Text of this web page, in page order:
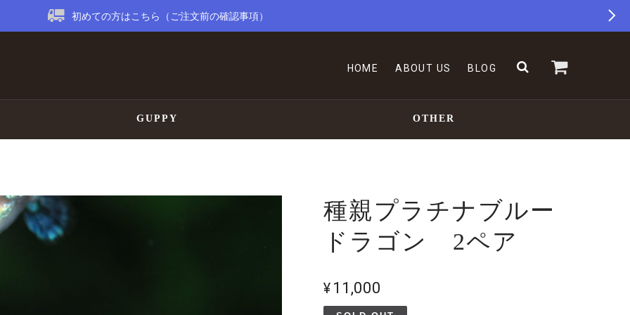
初めての方はこちら（ご注文前の確認事項）
HOME ABOUT US BLOG
GUPPY OTHER
種親プラチナブルー
ドラゴン 2ペア
¥11,000